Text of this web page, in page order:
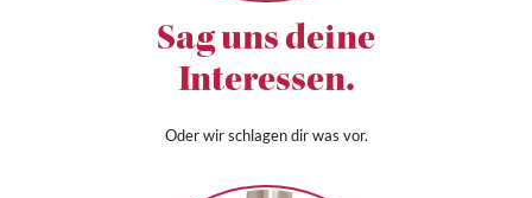
Sag uns deine
Interessen.
Oder wir schlagen dir was vor.